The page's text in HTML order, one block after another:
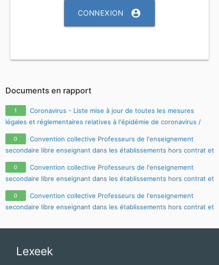
CONNEXION account_circle
Documents en rapport
1
Coronavirus - Liste mise à jour de toutes les mesures
légales et réglementaires relatives à l'épidémie de coronavirus /
covid-19 / sars-cov-2
0
Convention collective Professeurs de l'enseignement
secondaire libre enseignant dans les établissements hors contrat et
dans les établissements sous contrat mais sans être contractuels
du 23 juillet 1964, à jour au 19.06.2010
0
Convention collective Professeurs de l'enseignement
secondaire libre enseignant dans les établissements hors contrat et
dans les établissements sous contrat mais sans être contractuels
du 23 juillet 1964, à jour au 05.12.2010
0
Convention collective Professeurs de l'enseignement
secondaire libre enseignant dans les établissements hors contrat et
du 23 juillet 1964, à jour au 08.06.2011
Lexeek